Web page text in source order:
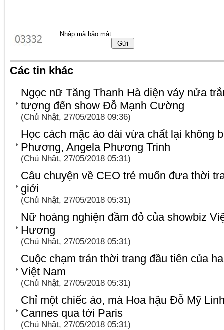
Nhập mã bảo mật
Các tin khác
Ngọc nữ Tăng Thanh Hà diện váy nửa
tượng đến show Đỗ Mạnh Cường
(Chủ Nhật, 27/05/2018 09:36)
Học cách mặc áo dài vừa chất lại không
Phương, Angela Phương Trinh
(Chủ Nhật, 27/05/2018 05:31)
Câu chuyện về CEO trẻ muốn đưa thời
giới
(Chủ Nhật, 27/05/2018 05:31)
Nữ hoàng nghiện đầm đỏ của showbiz
Hương
(Chủ Nhật, 27/05/2018 05:31)
Cuộc chạm trán thời trang đầu tiên của
Việt Nam
(Chủ Nhật, 27/05/2018 05:31)
Chỉ một chiếc áo, mà Hoa hậu Đỗ Mỹ
Cannes qua tới Paris
(Chủ Nhật, 27/05/2018 05:31)